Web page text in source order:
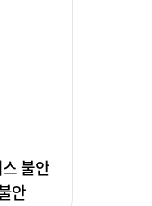
불안
안